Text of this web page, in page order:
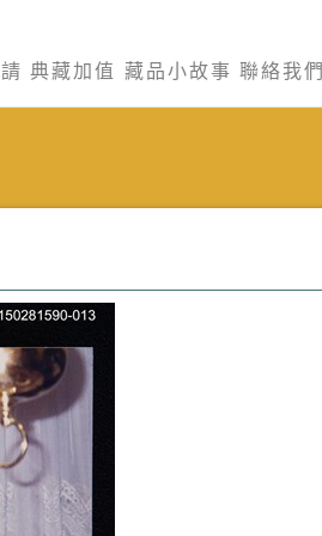
典藏加值 藏品小故事 聯絡我們